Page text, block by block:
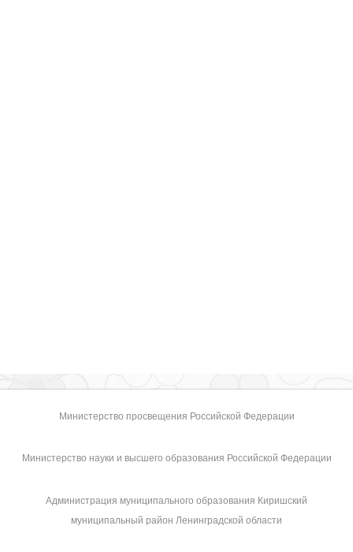
Министерство просвещения Российской Федерации
Министерство науки и высшего образования Российской Федерации
Администрация муниципального образования Киришский
муниципальный район Ленинградской области